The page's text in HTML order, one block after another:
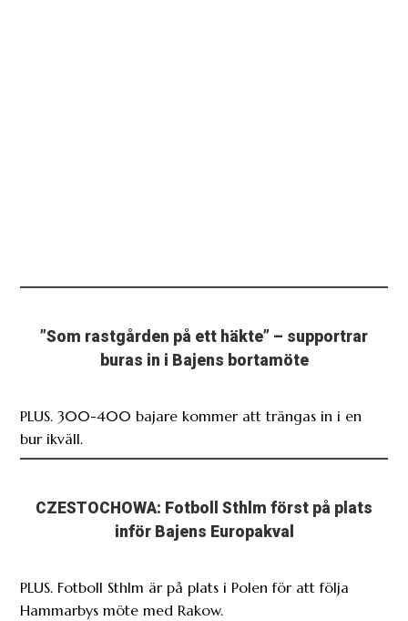
”Som rastgården på ett häkte” – supportrar
buras in i Bajens bortamöte
PLUS. 300-400 bajare kommer att trängas in i en
bur ikväll.
CZESTOCHOWA: Fotboll Sthlm först på plats
inför Bajens Europakval
PLUS. Fotboll Sthlm är på plats i Polen för att följa
Hammarbys möte med Rakow.